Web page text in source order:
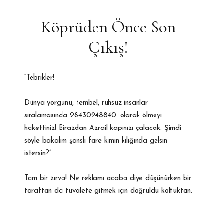
Köprüden Önce Son
Çıkış!
“Tebrikler!
Dünya yorgunu, tembel, ruhsuz insanlar
sıralamasında 98430948840. olarak ölmeyi
hakettiniz! Birazdan Azrail kapınızı çalacak. Şimdi
söyle bakalım şanslı fare kimin kılığında gelsin
istersin?”
Tam bir zırva! Ne reklamı acaba diye düşünürken bir
taraftan da tuvalete gitmek için doğruldu koltuktan.